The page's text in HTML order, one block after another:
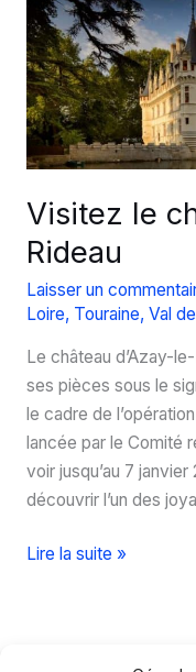
Visitez le
Rideau
Laisser un
Loire, Touraine, Val
Le château d’Azay-
ses pièces sous le
le cadre de
lancée par le Comité
voir jusqu’au 7
découvrir l’un des
Visitez
Lire la suite »